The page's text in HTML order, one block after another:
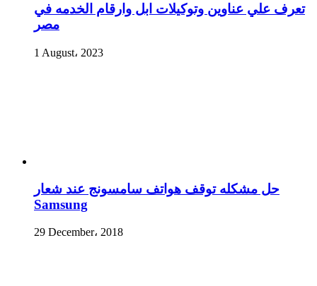
تعرف علي عناوين وتوكيلات ابل وارقام الخدمه في
مصر
1 August، 2023
حل مشكله توقف هواتف سامسونج عند شعار
Samsung
29 December، 2018